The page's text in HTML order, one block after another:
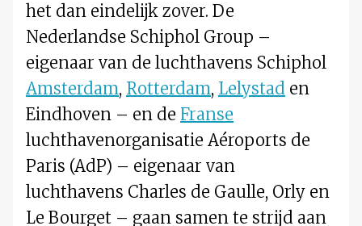
het dan eindelijk zover. De
Nederlandse Schiphol Group –
eigenaar van de luchthavens Schiphol
Amsterdam, Rotterdam, Lelystad en
Eindhoven – en de Franse
luchthavenorganisatie Aéroports de
Paris (AdP) – eigenaar van
luchthavens Charles de Gaulle, Orly en
Le Bourget – gaan samen te strijd aan